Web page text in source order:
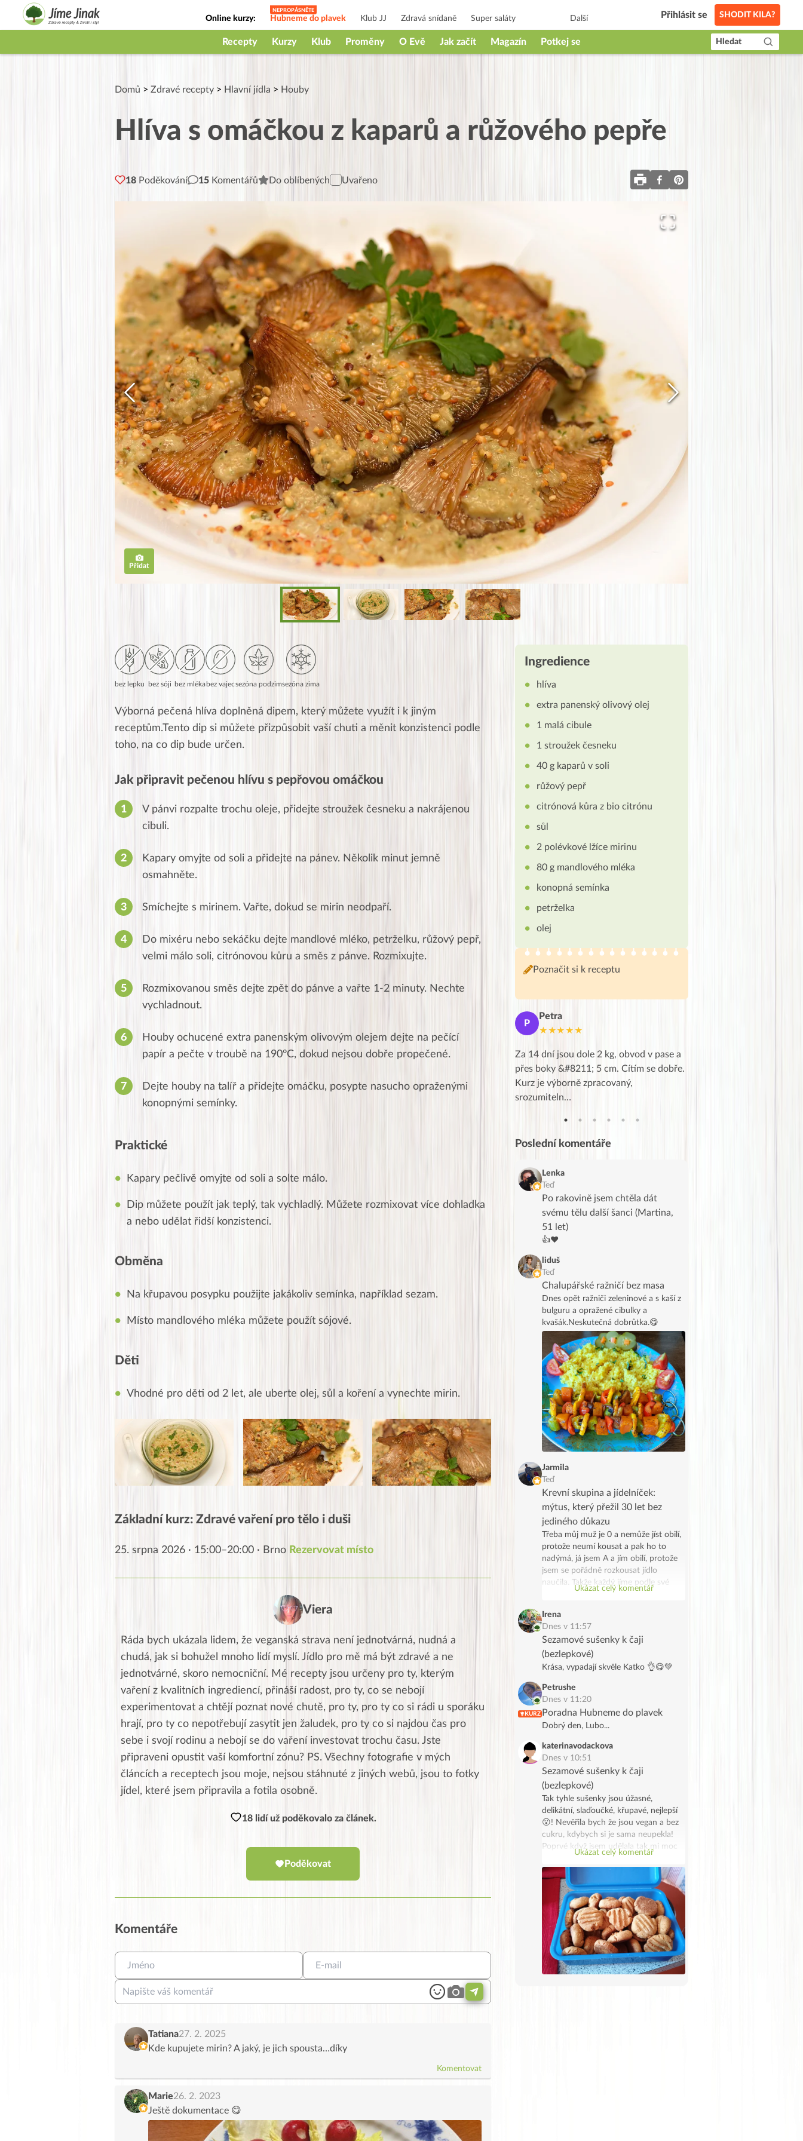
Online kurzy: Hubneme do plavek Klub JJ Zdravá snídaně Super saláty
Jak na babičky
Další Přihlásit se SHODIT KILA?
Recepty Kurzy Klub Proměny O Evě Jak začít Magazín Potkej se Hledat
Domů > Zdravé recepty > Hlavní jídla > Houby
Hlíva s omáčkou z kaparů a růžového pepře
18 Poděkování 15 Komentářů Do oblíbených Uvařeno
Přidat
bez lepku bez sóji bez mlékabez vajecsezóna podzimsezóna zima
Výborná pečená hlíva doplněná dipem, který můžete využít i k jiným
receptům.Tento dip si můžete přizpůsobit vaší chuti a měnit konzistenci podle
toho, na co dip bude určen.
Jak připravit pečenou hlívu s pepřovou omáčkou
V pánvi rozpalte trochu oleje, přidejte stroužek česneku a nakrájenou
cibuli.
Kapary omyjte od soli a přidejte na pánev. Několik minut jemně
osmahněte.
Smíchejte s mirinem. Vařte, dokud se mirin neodpaří.
Do mixéru nebo sekáčku dejte mandlové mléko, petrželku, růžový pepř,
velmi málo soli, citrónovou kůru a směs z pánve. Rozmixujte.
Rozmixovanou směs dejte zpět do pánve a vařte 1-2 minuty. Nechte
vychladnout.
Houby ochucené extra panenským olivovým olejem dejte na pečící
papír a pečte v troubě na 190°C, dokud nejsou dobře propečené.
Dejte houby na talíř a přidejte omáčku, posypte nasucho opraženými
konopnými semínky.
Praktické
Kapary pečlivě omyjte od soli a solte málo.
Dip můžete použít jak teplý, tak vychladlý. Můžete rozmixovat více dohladka
a nebo udělat řidší konzistenci.
Obměna
Na křupavou posypku použijte jakákoliv semínka, například sezam.
Místo mandlového mléka můžete použít sójové.
Děti
Vhodné pro děti od 2 let, ale uberte olej, sůl a koření a vynechte mirin.
Základní kurz: Zdravé vaření pro tělo i duši
25. srpna 2026 · 15:00–20:00 · Brno Rezervovat místo
Viera
Ráda bych ukázala lidem, že veganská strava není jednotvárná, nudná a
chudá, jak si bohužel mnoho lidí myslí. Jídlo pro mě má být zdravé a ne
jednotvárné, skoro nemocniční. Mé recepty jsou určeny pro ty, kterým
vaření z kvalitních ingrediencí, přináší radost, pro ty, co se nebojí
experimentovat a chtějí poznat nové chutě, pro ty, pro ty co si rádi u sporáku
hrají, pro ty co nepotřebují zasytit jen žaludek, pro ty co si najdou čas pro
sebe i svojí rodinu a nebojí se do vaření investovat trochu času. Jste
připraveni opustit vaší komfortní zónu? PS. Všechny fotografie v mých
článcích a receptech jsou moje, nejsou stáhnuté z jiných webů, jsou to fotky
jídel, které jsem připravila a fotila osobně.
18 lidí už poděkovalo za článek.
Poděkovat
Komentáře
Tatiana27. 2. 2025
Kde kupujete mirin? A jaký, je jich spousta…díky
Komentovat
Marie26. 2. 2023
Ještě dokumentace 😋
Ingredience
hlíva
extra panenský olivový olej
1 malá cibule
1 stroužek česneku
40 g kaparů v soli
růžový pepř
citrónová kůra z bio citrónu
sůl
2 polévkové lžíce mirinu
80 g mandlového mléka
konopná semínka
petrželka
olej
Poznačit si k receptu
★★★★★
Moc Vám všem děkuji za krásný pátek,
uznání pro hlavní dvojici Peťa a Gábi!! 👏
P
Petra
★★★★★
Za 14 dní jsou dole 2 kg, obvod v pase a
přes boky &#8211; 5 cm. Cítím se dobře.
Kurz je výborně zpracovaný,
srozumiteln…
Poslední komentáře
Lenka
Teď
Po rakovině jsem chtěla dát
svému tělu další šanci (Martina,
51 let)
👍❤️
liduš
Teď
Chalupářské ražničí bez masa
Dnes opět ražniči zeleninové a s kaší z
bulguru a opražené cibulky a
kvašák.Neskutečná dobrůtka.😋
Jarmila
Teď
Krevní skupina a jídelníček:
mýtus, který přežil 30 let bez
jediného důkazu
Třeba můj muž je 0 a nemůže jíst obilí,
protože neumí kousat a pak ho to
nadýmá, já jsem A a jím obilí, protože
jsem se pořádně rozkousat jídlo
naučila. Takže každý jíme podle své
skupiny, on z lenosti a já protože se to
Ukázat celý komentář
Irena
Dnes v 11:57
Sezamové sušenky k čaji
(bezlepkové)
Krása, vypadají skvěle Katko 👌😋💚
KURZ
Petrushe
Dnes v 11:20
Poradna Hubneme do plavek
Dobrý den, Lubo...
katerinavodackova
Dnes v 10:51
Sezamové sušenky k čaji
(bezlepkové)
Tak tyhle sušenky jsou úžasné,
delikátní, slaďoučké, křupavé, nejlepší
😮! Nevěřila bych že jsou vegan a bez
cukru, kdybych si je sama neupekla!
Poprvé když jsem udělala tak mi moc
chutnaly, tak jsem udělala dvojitou
dávku s úpravami protože mi došlo
tahini a rýžová mouka, takže jsou z
kukuřičné mouky a z půlky z tahini a z
půlky z mandlovo kokosového másla.
A jsou snad ještě lepší! Stále se
přesvědčuji, že zdravé je dobré😁😁.
Na vánoce je slepím marmeládou jako
linecké, připomínají mi ho. Ale je
pravda, že běžným strávníkům asi
Ukázat celý komentář